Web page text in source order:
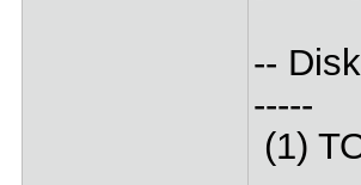
--
-----
(1)